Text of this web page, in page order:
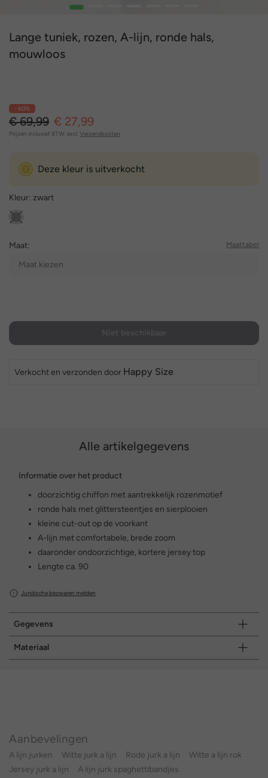
1
Lange tuniek, rozen, A-lijn, ronde hals,
mouwloos
- 60%
€ 69,99 € 27,99
Prijzen inclusief BTW, excl. Verzendkosten
Deze kleur is uitverkocht
Kleur: zwart
Maat: Maattabel
Maat kiezen
Verkocht en verzonden door Happy Size
Alle artikelgegevens
Informatie over het product
doorzichtig chiffon met aantrekkelijk rozenmotief
ronde hals met glittersteentjes en sierplooien
kleine cut-out op de voorkant
A-lijn met comfortabele, brede zoom
daaronder ondoorzichtige, kortere jersey top
Lengte ca. 90
Juridische bezwaren melden
Gegevens
Materiaal
Aanbevelingen
A lijn jurken Witte jurk a lijn Rode jurk a lijn
Witte a lijn rok
Jersey jurk a lijn
A lijn jurk spaghettibandjes